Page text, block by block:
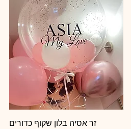
תצוגה מהירה
זר אסיה בלון שקוף כדורים